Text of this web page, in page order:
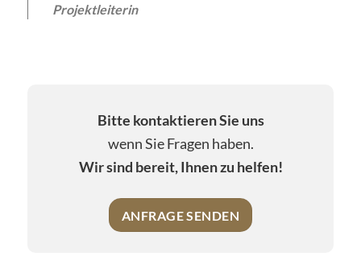
Projektleiterin
Bitte kontaktieren Sie uns
wenn Sie Fragen haben.
Wir sind bereit, Ihnen zu helfen!
ANFRAGE SENDEN